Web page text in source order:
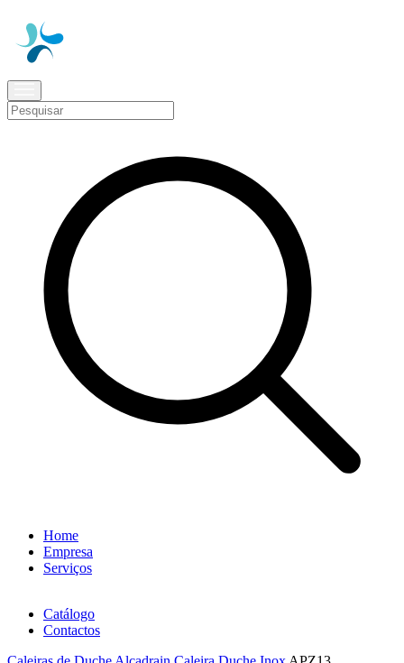
Home
Empresa
Serviços
Catálogo
Contactos